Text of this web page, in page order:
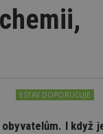
ESTAV DOPORUČUJE
I když